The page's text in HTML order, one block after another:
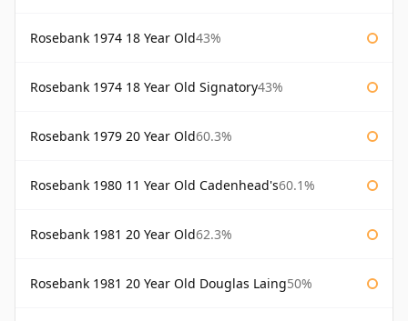
Rosebank 1974 18 Year Old43%
Rosebank 1974 18 Year Old Signatory43%
Rosebank 1979 20 Year Old60.3%
Rosebank 1980 11 Year Old Cadenhead's60.1%
Rosebank 1981 20 Year Old62.3%
Rosebank 1981 20 Year Old Douglas Laing50%